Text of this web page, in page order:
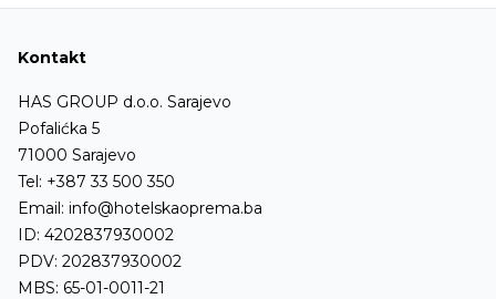
Kontakt
HAS GROUP d.o.o. Sarajevo
Pofalićka 5
71000 Sarajevo
Tel: +387 33 500 350
Email: info@hotelskaoprema.ba
ID: 4202837930002
PDV: 202837930002
MBS: 65-01-0011-21